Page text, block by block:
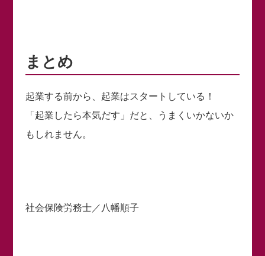
まとめ
起業する前から、起業はスタートしている！
「起業したら本気だす」だと、うまくいかないか
もしれません。
社会保険労務士／八幡順子